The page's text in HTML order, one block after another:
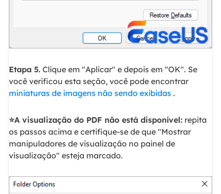
Etapa 5.Clique em "Aplicar" e depois em "OK". Se
você verificou esta seção, você pode encontrar
miniaturas de imagens não sendo exibidas .
⭐A visualização do PDF não está disponível:repita
os passos acima e certifique-se de que "Mostrar
manipuladores de visualização no painel de
visualização" esteja marcado.